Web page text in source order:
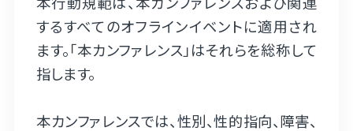
するすべてのオフラインイベントに適用され
ます。「本カンファレンス」はそれらを総称して
指します。
本カンファレンスでは、性別、性的指向、障害、